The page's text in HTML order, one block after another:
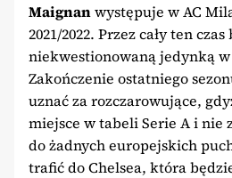
Maignanwystępuje w AC
2021/2022. Przez cały ten czas
niekwestionowaną jedynką w
Zakończenie ostatniego
uznać za rozczarowujące,
miejsce w tabeli Serie A i nie
do żadnych europejskich
trafić do Chelsea, która